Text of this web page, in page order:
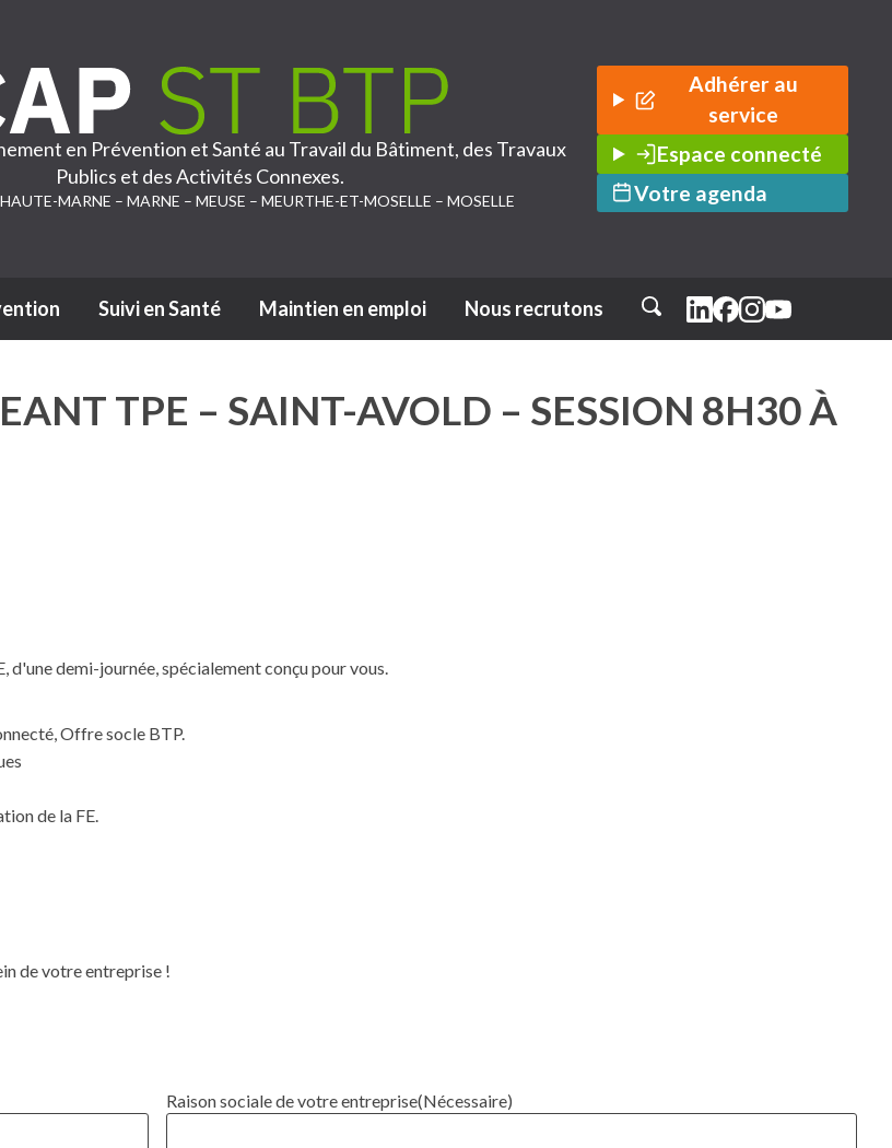
en Prévention et Santé au Travail du Bâtiment, des Travaux
Publics et des Activités Connexes.
MARNE – MARNE – MEUSE – MEURTHE-ET-MOSELLE – MOSELLE
Adhérer au
service
Espace connecté
Votre agenda
Passer au contenu
Suivi en Santé Maintien en emploi
Nous recrutons
Rechercher
TPE – SAINT-AVOLD – SESSION 8H30 À
demi-journée, spécialement conçu pour vous.
Offre socle BTP.
de la FE.
de votre entreprise !
Raison sociale de votre entreprise(Nécessaire)